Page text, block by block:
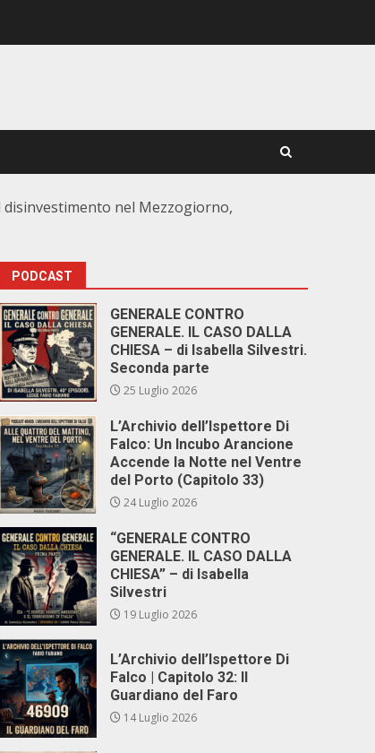
disinvestimento nel Mezzogiorno,
PODCAST
GENERALE CONTRO
GENERALE. IL CASO DALLA
CHIESA – di Isabella Silvestri.
Seconda parte
25 Luglio 2026
L’Archivio dell’Ispettore Di
Falco: Un Incubo Arancione
Accende la Notte nel Ventre
del Porto (Capitolo 33)
24 Luglio 2026
“GENERALE CONTRO
GENERALE. IL CASO DALLA
CHIESA” – di Isabella
Silvestri
19 Luglio 2026
L’Archivio dell’Ispettore Di
Falco | Capitolo 32: Il
Guardiano del Faro
14 Luglio 2026